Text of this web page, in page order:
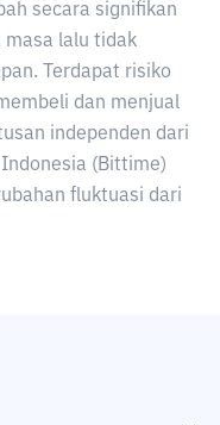
secara signifikan
masa lalu tidak
Terdapat risiko
dan menjual
independen dari
(Bittime)
fluktuasi dari